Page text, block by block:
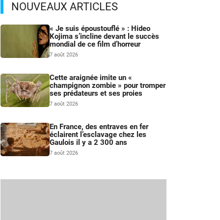
NOUVEAUX ARTICLES
« Je suis époustouflé » : Hideo
Kojima s’incline devant le succès
mondial de ce film d’horreur
7 août 2026
Cette araignée imite un «
champignon zombie » pour tromper
ses prédateurs et ses proies
7 août 2026
En France, des entraves en fer
éclairent l’esclavage chez les
Gaulois il y a 2 300 ans
7 août 2026